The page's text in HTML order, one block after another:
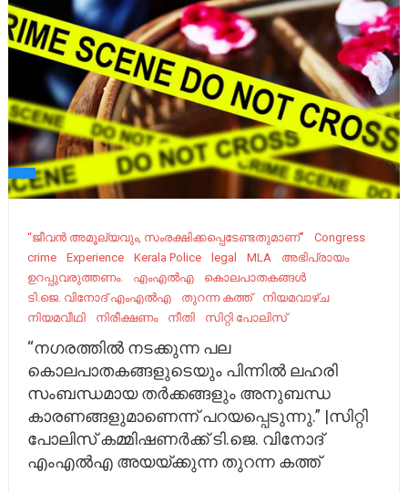
“ജീവന്‍ അമൂല്യവും, സംരക്ഷിക്കപ്പെടേണ്ടതുമാണ്”
Congress
crime
Experience Kerala Police legal MLA
അഭിപ്രായം
ഉറപ്പുവരുത്തണം.
എംഎൽഎ
കൊലപാതകങ്ങൾ
ടി.ജെ. വിനോദ് എംഎൽഎ
തുറന്ന കത്ത്
നിയമവാഴ്ച
നിയമവീഥി
നിരീക്ഷണം നീതി സിറ്റി പോലിസ്
“നഗരത്തിൽ നടക്കുന്ന പല
കൊലപാതകങ്ങളുടെയും പിന്നിൽ ലഹരി
സംബന്ധമായ തർക്കങ്ങളും അനുബന്ധ
കാരണങ്ങളുമാണെന്ന് പറയപ്പെടുന്നു.” |സിറ്റി
പോലിസ് കമ്മിഷണർക്ക് ടി.ജെ. വിനോദ്
എംഎൽഎ അയയ്ക്കുന്ന തുറന്ന കത്ത്